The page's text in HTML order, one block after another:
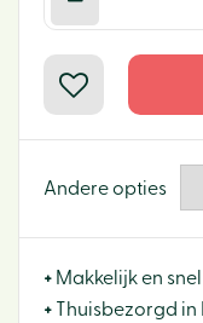
Andere opties
+ Makkelijk en
+ Thuisbezorgd in